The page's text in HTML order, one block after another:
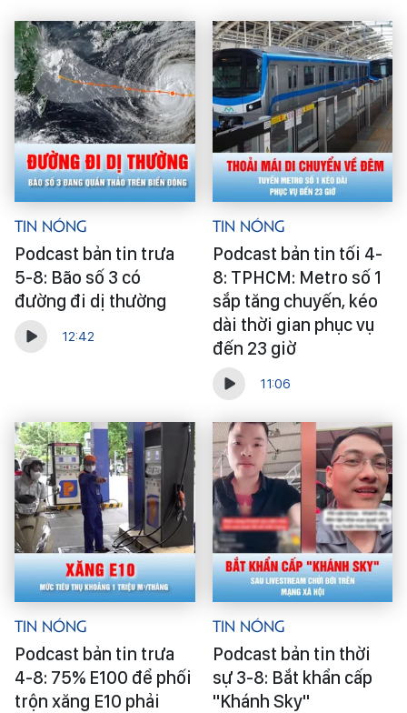
Tin Nóng
Podcast bản tin trưa
5-8: Bão số 3 có
đường đi dị thường
12:42
Tin Nóng
Podcast bản tin tối 4-
8: TPHCM: Metro số 1
sắp tăng chuyến, kéo
dài thời gian phục vụ
đến 23 giờ
11:06
Tin Nóng
Podcast bản tin trưa
4-8: 75% E100 để phối
trộn xăng E10 phải
Tin Nóng
Podcast bản tin thời
sự 3-8: Bắt khẩn cấp
"Khánh Sky"